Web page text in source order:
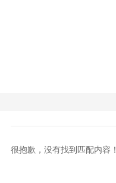
很抱歉，没有找到匹配内容！